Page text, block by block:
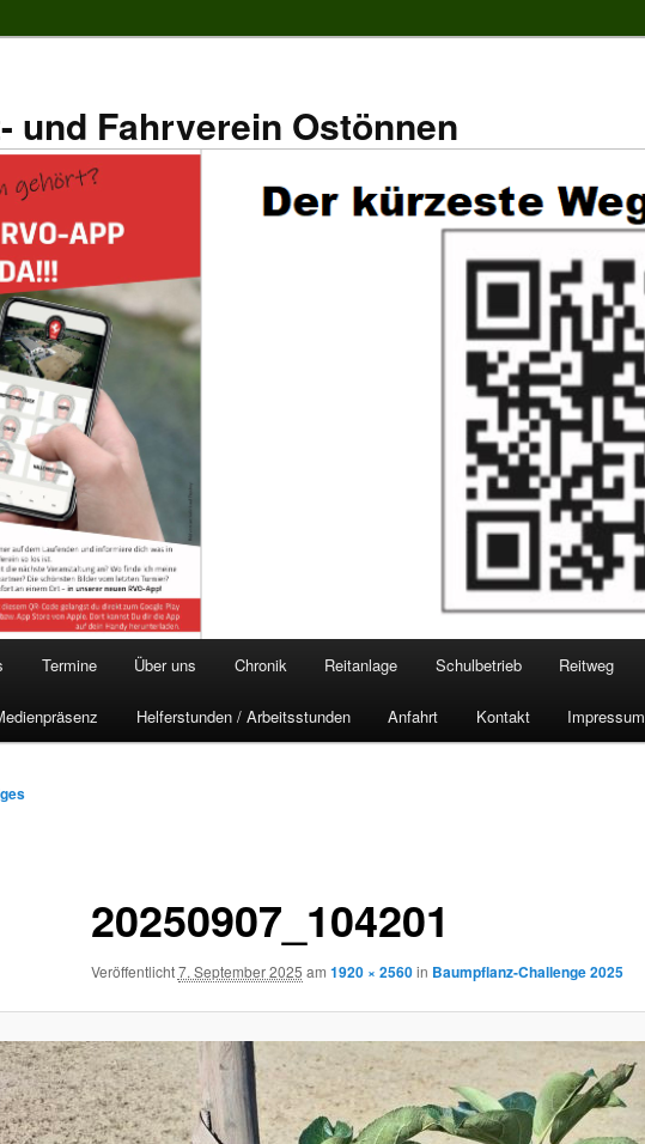
und Fahrverein Ostönnen
Termine Über uns Chronik Reitanlage Schulbetrieb Reitweg
Helferstunden / Arbeitsstunden Anfahrt Kontakt Impressum
20250907_104201
Veröffentlicht7. September 2025 am 1920 × 2560in Baumpflanz-Challenge 2025